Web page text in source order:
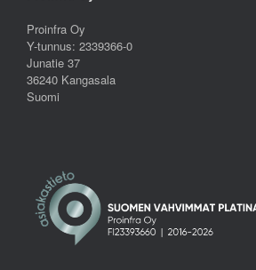
Proinfra Oy
Y-tunnus: 2339366-0
Junatie 37
36240 Kangasala
Suomi